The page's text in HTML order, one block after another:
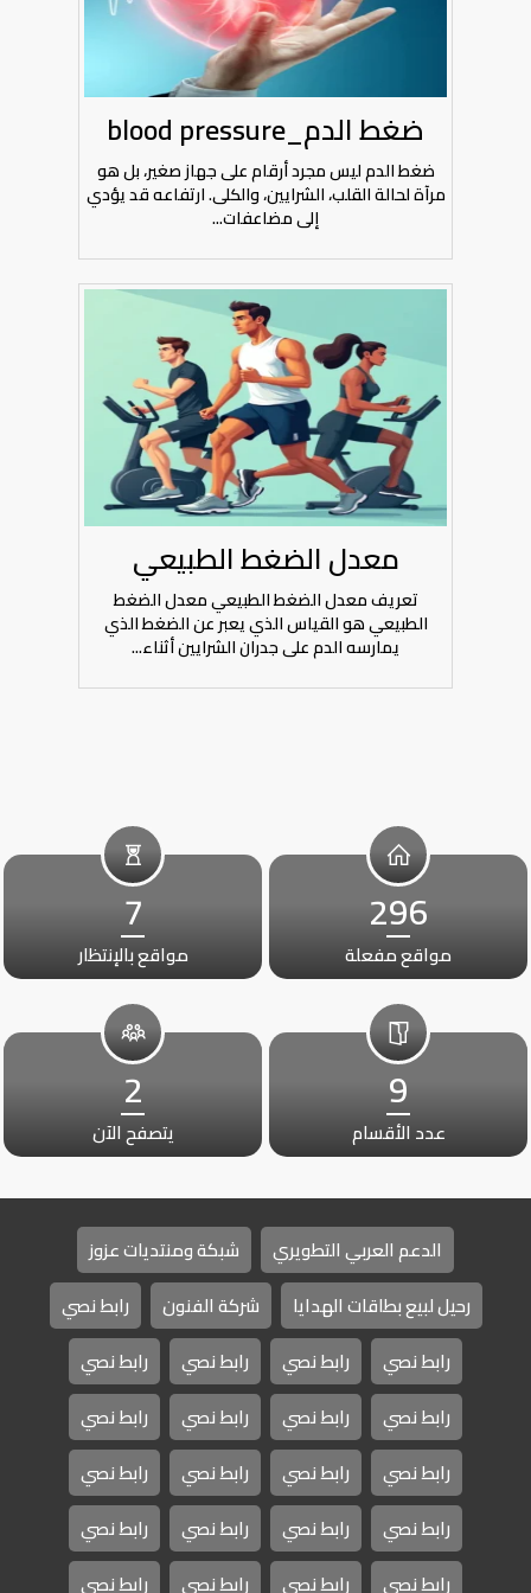
ضغط الدم_blood pressure
ضغط الدم ليس مجرد أرقام على جهاز صغير، بل هو
مرآة لحالة القلب، الشرايين، والكلى. ارتفاعه قد يؤدي
إلى مضاعفات...
معدل الضغط الطبيعي
تعريف معدل الضغط الطبيعي معدل الضغط
الطبيعي هو القياس الذي يعبر عن الضغط الذي
يمارسه الدم على جدران الشرايين أثناء...
296
مواقع مفعلة
7
مواقع بالإنتظار
9
عدد الأقسام
2
يتصفح الآن
الدعم العربي التطويري
شبكة ومنتديات عزوز
رحيل لبيع بطاقات الهدايا
شركة الفنون
رابط نصي
رابط نصي
رابط نصي رابط نصي
رابط نصي
رابط نصي
رابط نصي رابط نصي
رابط نصي
رابط نصي
رابط نصي رابط نصي
رابط نصي
رابط نصي
رابط نصي رابط نصي
رابط نصي
رابط نصي
رابط نصي رابط نصي رابط نصي